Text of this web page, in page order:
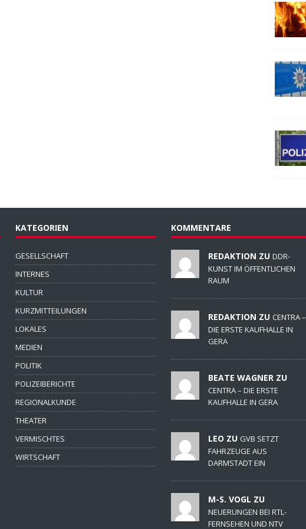
KATEGORIEN
GESELLSCHAFT
INTERNES
KULTUR
KURZMITTEILUNGEN
LOKALES
MEDIEN
POLITIK
POLIZEIBERICHTE
REGIONALKUNDE
THEATER
VERMISCHTES
WIRTSCHAFT
KOMMENTARE
REDAKTION ZU DDR-
KUNST IM ÖFFENTLICHEN
RAUM
REDAKTION ZU CENTRA –
DIE ERSTE KAUFHALLE IN
GERA
BEATE WAGNER ZU
CENTRA – DIE ERSTE
KAUFHALLE IN GERA
LEO ZU GVB SETZT
FAHRZEUGE AUS
DARMSTADT EIN
M-S. VOGL ZU
NEUERUNGEN BEI RTL-
FERNSEHEN UND NTV